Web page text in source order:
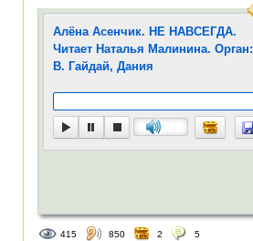
Алёна Асенчик. НЕ НАВСЕГДА.
Читает Наталья Малинина. Орган:
В. Гайдай, Дания
415 850 2 5